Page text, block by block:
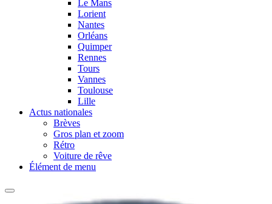
Le Mans
Lorient
Nantes
Orléans
Quimper
Rennes
Tours
Vannes
Toulouse
Lille
Actus nationales
Brèves
Gros plan et zoom
Rétro
Voiture de rêve
Élément de menu